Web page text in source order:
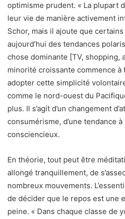
optimisme prudent. « La plupart
leur vie de manière activement
Schor, mais il ajoute que
aujourd’hui des tendances
chose dominante [TV, shopping,
minorité croissante commence à
adopter cette simplicité
comme le nord-ouest du
plus. Il s’agit d’un changement
consumérisme, d’une tendance
consciencieux.
En théorie, tout peut être
allongé tranquillement, de
nombreux mouvements.
de décider que le repos est une
peine. « Dans chaque classe de